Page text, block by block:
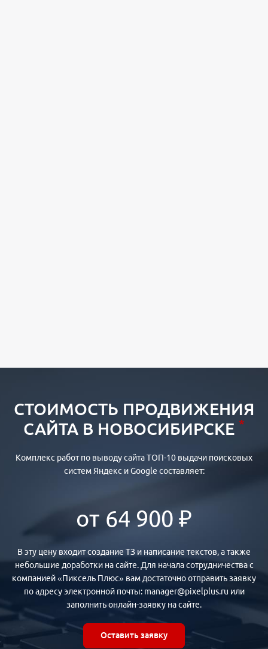
СТОИМОСТЬ ПРОДВИЖЕНИЯ
САЙТА В НОВОСИБИРСКЕ *
Комплекс работ по выводу сайта ТОП-10 выдачи поисковых
систем Яндекс и Google составляет:
от 64 900 ₽
В эту цену входит создание ТЗ и написание текстов, а также
небольшие доработки на сайте. Для начала сотрудничества с
компанией «Пиксель Плюс» вам достаточно отправить заявку
по адресу электронной почты: manager@pixelplus.ru или
заполнить онлайн-заявку на сайте.
Оставить заявку